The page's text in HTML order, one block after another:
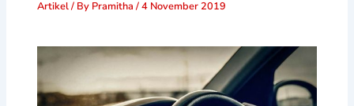
Artikel/ By Pramitha/4 November 2019